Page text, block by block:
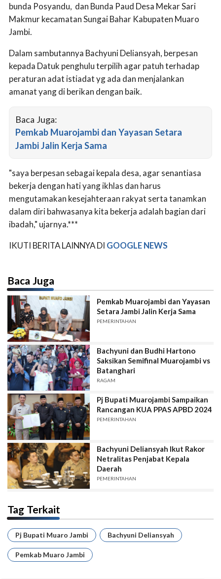
bunda Posyandu, dan Bunda Paud Desa Mekar Sari
Makmur kecamatan Sungai Bahar Kabupaten Muaro
Jambi.
Dalam sambutannya Bachyuni Deliansyah, berpesan
kepada Datuk penghulu terpilih agar patuh terhadap
peraturan adat istiadat yg ada dan menjalankan
amanat yang di berikan dengan baik.
Baca Juga:
Pemkab Muarojambi dan Yayasan Setara
Jambi Jalin Kerja Sama
"saya berpesan sebagai kepala desa, agar senantiasa
bekerja dengan hati yang ikhlas dan harus
mengutamakan kesejahteraan rakyat serta tanamkan
dalam diri bahwasanya kita bekerja adalah bagian dari
ibadah," ujarnya.***
IKUTI BERITA LAINNYA DI GOOGLE NEWS
Baca Juga
Pemkab Muarojambi dan Yayasan
Setara Jambi Jalin Kerja Sama
PEMERINTAHAN
Bachyuni dan Budhi Hartono
Saksikan Semifinal Muarojambi vs
Batanghari
RAGAM
Pj Bupati Muarojambi Sampaikan
Rancangan KUA PPAS APBD 2024
PEMERINTAHAN
Bachyuni Deliansyah Ikut Rakor
Netralitas Penjabat Kepala
Daerah
PEMERINTAHAN
Tag Terkait
Pj Bupati Muaro Jambi Bachyuni Deliansyah
Pemkab Muaro Jambi